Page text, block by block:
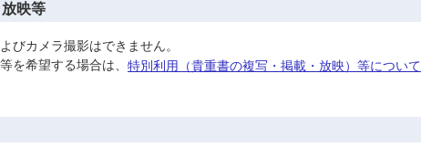
映等
びカメラ撮影はできません。
を希望する場合は、 特別利用（貴重書の複写・掲載・放映）等について